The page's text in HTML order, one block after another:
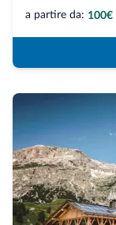
a partire da: 100€